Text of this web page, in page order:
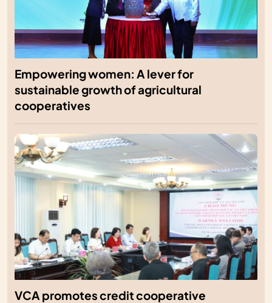
Empowering women: A lever for
sustainable growth of agricultural
cooperatives
VCA promotes credit cooperative